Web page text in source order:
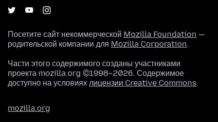
Посетите сайт некоммерческой Mozilla Foundation —
родительской компании для Mozilla Corporation.
Части этого содержимого созданы участниками
проекта mozilla.org ©1998–2026. Содержимое
доступно на условиях лицензии Creative Commons.
mozilla.org